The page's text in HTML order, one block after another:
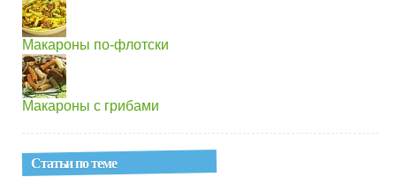
Макароны по-флотски
Макароны с грибами
Статьи по теме